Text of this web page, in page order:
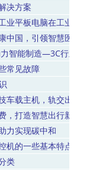
决方案
业平板电脑在工业自动化领
中国，引领智慧医疗
智能制造—3C行业全自动
常见故障
车载主机，轨交出行安全便
，打造智慧出行新格局
力实现碳中和
机的一些基本特点
类